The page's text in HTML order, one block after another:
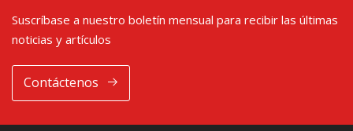
Suscríbase a nuestro boletín mensual para recibir las últimas
noticias y artículos
Contáctenos